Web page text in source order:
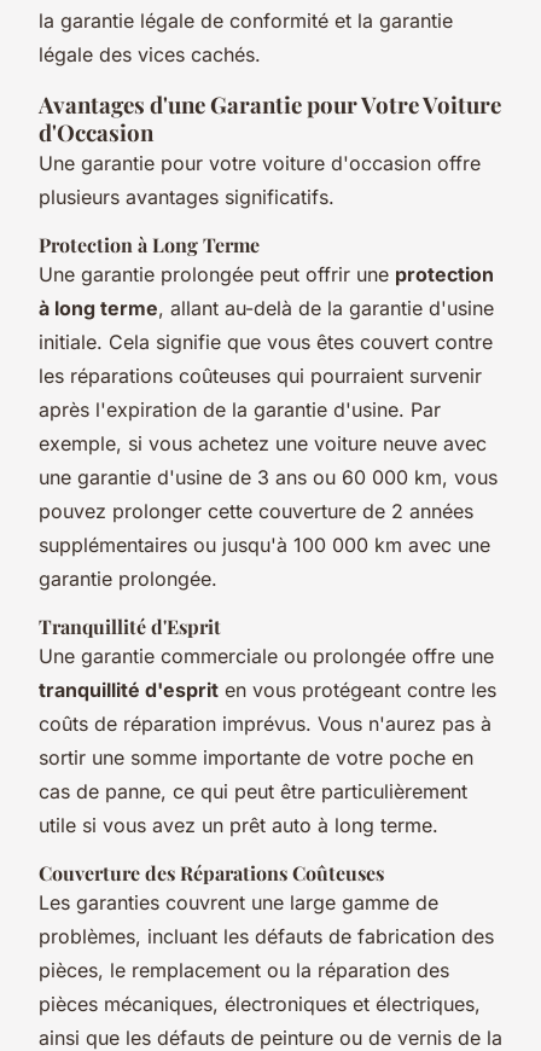
la garantie légale de conformité et la garantie
légale des vices cachés.
Avantages d'une Garantie pour Votre Voiture
d'Occasion
Une garantie pour votre voiture d'occasion offre
plusieurs avantages significatifs.
Protection à Long Terme
Une garantie prolongée peut offrir une protection
à long terme, allant au-delà de la garantie d'usine
initiale. Cela signifie que vous êtes couvert contre
les réparations coûteuses qui pourraient survenir
après l'expiration de la garantie d'usine. Par
exemple, si vous achetez une voiture neuve avec
une garantie d'usine de 3 ans ou 60 000 km, vous
pouvez prolonger cette couverture de 2 années
supplémentaires ou jusqu'à 100 000 km avec une
garantie prolongée.
Tranquillité d'Esprit
Une garantie commerciale ou prolongée offre une
tranquillité d'esprit en vous protégeant contre les
coûts de réparation imprévus. Vous n'aurez pas à
sortir une somme importante de votre poche en
cas de panne, ce qui peut être particulièrement
utile si vous avez un prêt auto à long terme.
Couverture des Réparations Coûteuses
Les garanties couvrent une large gamme de
problèmes, incluant les défauts de fabrication des
pièces, le remplacement ou la réparation des
pièces mécaniques, électroniques et électriques,
ainsi que les défauts de peinture ou de vernis de la